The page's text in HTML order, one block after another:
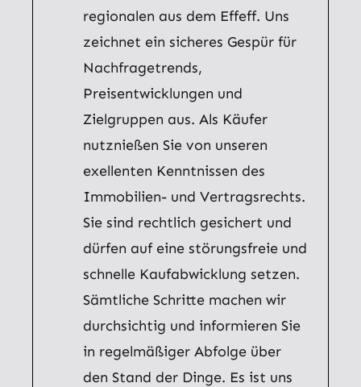
regionalen aus dem Effeff. Uns
zeichnet ein sicheres Gespür für
Nachfragetrends,
Preisentwicklungen und
Zielgruppen aus. Als Käufer
nutznießen Sie von unseren
exellenten Kenntnissen des
Immobilien- und Vertragsrechts.
Sie sind rechtlich gesichert und
dürfen auf eine störungsfreie und
schnelle Kaufabwicklung setzen.
Sämtliche Schritte machen wir
durchsichtig und informieren Sie
in regelmäßiger Abfolge über
den Stand der Dinge. Es ist uns